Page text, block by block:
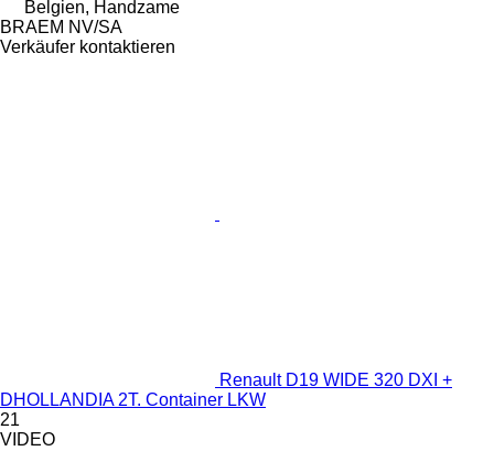
Belgien, Handzame
BRAEM NV/SA
Verkäufer kontaktieren
Renault D19 WIDE 320 DXI +
DHOLLANDIA 2T. Container LKW
21
VIDEO